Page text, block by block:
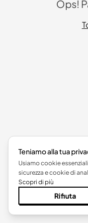
Ops!
Teniamo alla tua
Usiamo cookie
sicurezza e cookie di
Scopri di più
Rifiuta